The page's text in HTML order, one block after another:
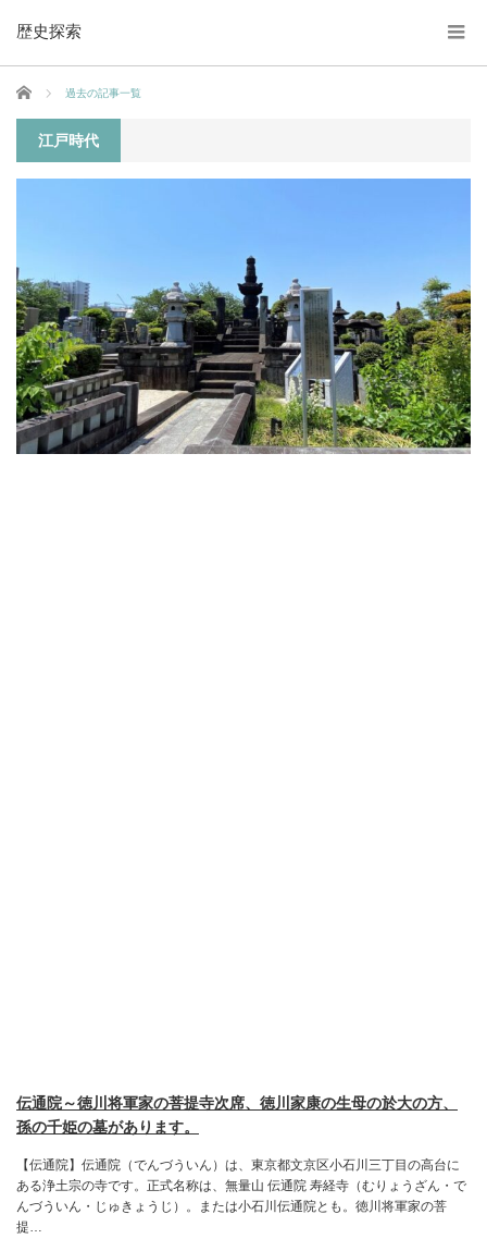
歴史探索
ホーム 過去の記事一覧
江戸時代
伝通院～徳川将軍家の菩提寺次席、徳川家康の生母の於大の方、
孫の千姫の墓があります。
【伝通院】伝通院（でんづういん）は、東京都文京区小石川三丁目の高台に
ある浄土宗の寺です。正式名称は、無量山 伝通院 寿経寺（むりょうざん・で
んづういん・じゅきょうじ）。または小石川伝通院とも。徳川将軍家の菩
提…